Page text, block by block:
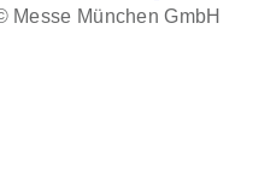
Messe München GmbH